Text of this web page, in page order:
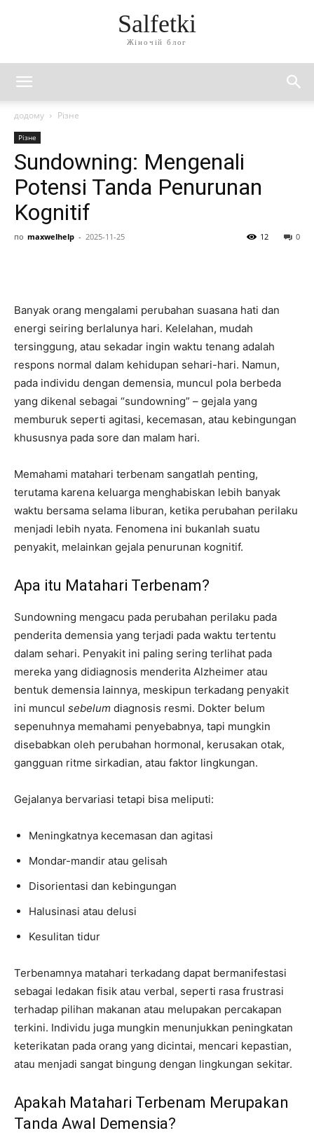
Salfetki
Жіночій блог
додому Різне
Різне
Sundowning: Mengenali
Potensi Tanda Penurunan
Kognitif
по maxwelhelp - 2025-11-25 0
12
Banyak orang mengalami perubahan suasana hati dan
energi seiring berlalunya hari. Kelelahan, mudah
tersinggung, atau sekadar ingin waktu tenang adalah
respons normal dalam kehidupan sehari-hari. Namun,
pada individu dengan demensia, muncul pola berbeda
yang dikenal sebagai “sundowning” – gejala yang
memburuk seperti agitasi, kecemasan, atau kebingungan
khususnya pada sore dan malam hari.
Memahami matahari terbenam sangatlah penting,
terutama karena keluarga menghabiskan lebih banyak
waktu bersama selama liburan, ketika perubahan perilaku
menjadi lebih nyata. Fenomena ini bukanlah suatu
penyakit, melainkan gejala penurunan kognitif.
Apa itu Matahari Terbenam?
Sundowning mengacu pada perubahan perilaku pada
penderita demensia yang terjadi pada waktu tertentu
dalam sehari. Penyakit ini paling sering terlihat pada
mereka yang didiagnosis menderita Alzheimer atau
bentuk demensia lainnya, meskipun terkadang penyakit
ini muncul sebelum diagnosis resmi. Dokter belum
sepenuhnya memahami penyebabnya, tapi mungkin
disebabkan oleh perubahan hormonal, kerusakan otak,
gangguan ritme sirkadian, atau faktor lingkungan.
Gejalanya bervariasi tetapi bisa meliputi:
Meningkatnya kecemasan dan agitasi
Mondar-mandir atau gelisah
Disorientasi dan kebingungan
Halusinasi atau delusi
Kesulitan tidur
Terbenamnya matahari terkadang dapat bermanifestasi
sebagai ledakan fisik atau verbal, seperti rasa frustrasi
terhadap pilihan makanan atau melupakan percakapan
terkini. Individu juga mungkin menunjukkan peningkatan
keterikatan pada orang yang dicintai, mencari kepastian,
atau menjadi sangat bingung dengan lingkungan sekitar.
Apakah Matahari Terbenam Merupakan
Tanda Awal Demensia?